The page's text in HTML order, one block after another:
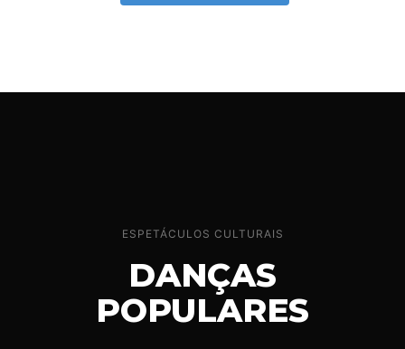
ESPETÁCULOS CULTURAIS
DANÇAS
POPULARES